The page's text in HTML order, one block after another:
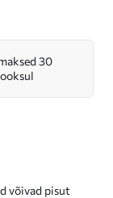
30
võivad pisut